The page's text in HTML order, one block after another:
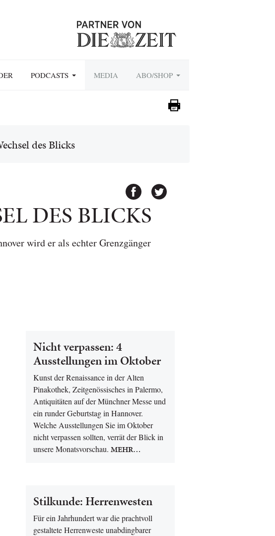
PODCASTS MEDIA ABO/SHOP
des Blicks
DES BLICKS
wird er als echter Grenzgänger
Nicht verpassen: 4
Ausstellungen im Oktober
Kunst der Renaissance in der Alten
Pinakothek, Zeitgenössisches in Palermo,
Antiquitäten auf der Münchner Messe und
ein runder Geburtstag in Hannover.
Welche Ausstellungen Sie im Oktober
nicht verpassen sollten, verrät der Blick in
unsere Monatsvorschau. MEHR…
Stilkunde: Herrenwesten
Für ein Jahrhundert war die prachtvoll
gestaltete Herrenweste unabdingbarer